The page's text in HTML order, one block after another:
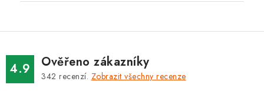
4.9 Ověřeno zákazníky
342 recenzí. Zobrazit všechny recenze